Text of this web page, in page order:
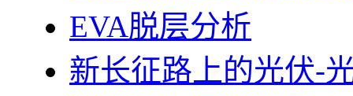
EVA脱层分析
新长征路上的光伏-